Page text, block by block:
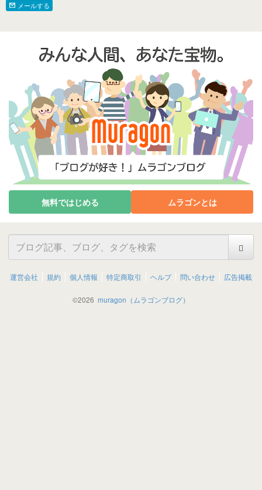
メールする
無料ではじめる ムラゴンとは
運営会社 規約 個人情報 特定商取引 ヘルプ 問い合わせ 広告掲載
©2026 muragon（ムラゴンブログ）